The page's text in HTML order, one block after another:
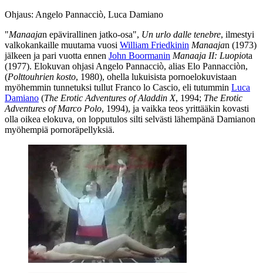
Ohjaus: Angelo Pannacciò, Luca Damiano
"Manaajan epävirallinen jatko‑osa", Un urlo dalle tenebre, ilmestyi
valkokankaille muutama vuosi William Friedkinin Manaajan (1973)
jälkeen ja pari vuotta ennen John Boormanin Manaaja II: Luopiota
(1977). Elokuvan ohjasi Angelo Pannacciò, alias Elo Pannacciòn,
(Polttouhrien kosto, 1980), ohella lukuisista pornoelokuvistaan
myöhemmin tunnetuksi tullut Franco lo Cascio, eli tutummin Luca
Damiano (The Erotic Adventures of Aladdin X, 1994; The Erotic
Adventures of Marco Polo, 1994), ja vaikka teos yrittääkin kovasti
olla oikea elokuva, on lopputulos silti selvästi lähempänä Damianon
myöhempiä pornoräpellyksiä.